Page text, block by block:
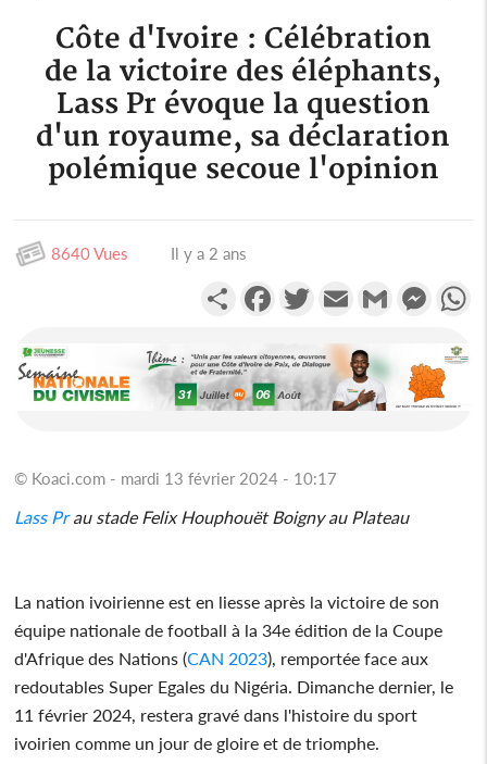
Côte d'Ivoire : Célébration
de la victoire des éléphants,
Lass Pr évoque la question
d'un royaume, sa déclaration
polémique secoue l'opinion
8640 Vues Il y a 2 ans
PartagerFacebookTwitterEmail Gmail
© Koaci.com - mardi 13 février 2024 - 10:17
Lass Prau stade Felix Houphouët Boigny au Plateau
La nation ivoirienne est en liesse après la victoire de son
équipe nationale de football à la 34e édition de la Coupe
d'Afrique des Nations (CAN 2023), remportée face aux
redoutables Super Egales du Nigéria. Dimanche dernier, le
11 février 2024, restera gravé dans l'histoire du sport
ivoirien comme un jour de gloire et de triomphe.